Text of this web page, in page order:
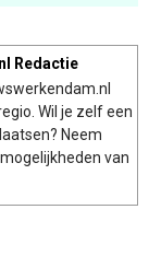
Redactie
Wil je zelf een
Neem
van